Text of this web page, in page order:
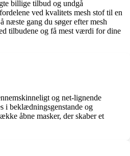
billige tilbud og undgå
ved kvalitets mesh stof til en
næste gang du søger efter mesh
tilbudene og få mest værdi for dine
og net-lignende
i beklædningsgenstande og
åbne masker, der skaber et